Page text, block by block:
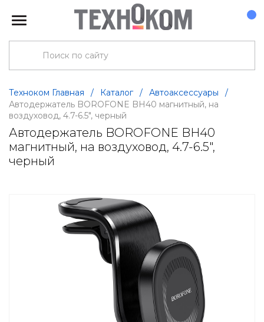
Техноком Главная / Каталог / Автоаксессуары
/
Автодержатель BOROFONE BH40 магнитный, на
воздуховод, 4.7-6.5", черный
Автодержатель BOROFONE BH40
магнитный, на воздуховод, 4.7-6.5",
черный